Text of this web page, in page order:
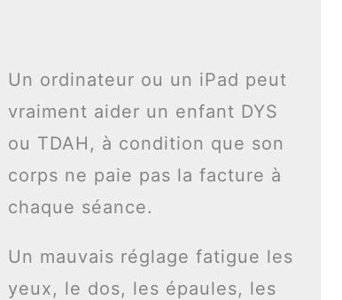
Un ordinateur ou un iPad peut
vraiment aider un enfant DYS
ou TDAH, à condition que son
corps ne paie pas la facture à
chaque séance.
Un mauvais réglage fatigue les
yeux, le dos, les épaules, les